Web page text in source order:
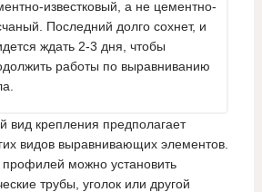
известковый, а не цементно-
Последний долго сохнет, и
ждать 2-3 дня, чтобы
работы по выравниванию
вид крепления предполагает
видов выравнивающих элементов.
можно установить
трубы, уголок или другой